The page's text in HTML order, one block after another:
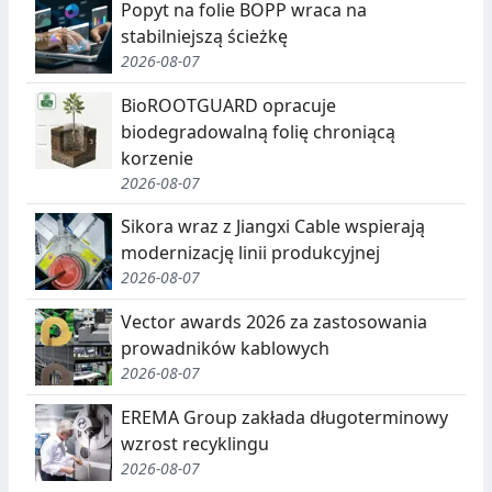
,
S
E
G
R
E
G
A
C
J
A
,
J
A
Popyt na folie BOPP wraca na
stabilniejszą ścieżkę
2026-08-07
BioROOTGUARD opracuje
biodegradowalną folię chroniącą
korzenie
2026-08-07
Sikora wraz z Jiangxi Cable wspierają
modernizację linii produkcyjnej
2026-08-07
Vector awards 2026 za zastosowania
prowadników kablowych
2026-08-07
EREMA Group zakłada długoterminowy
wzrost recyklingu
2026-08-07